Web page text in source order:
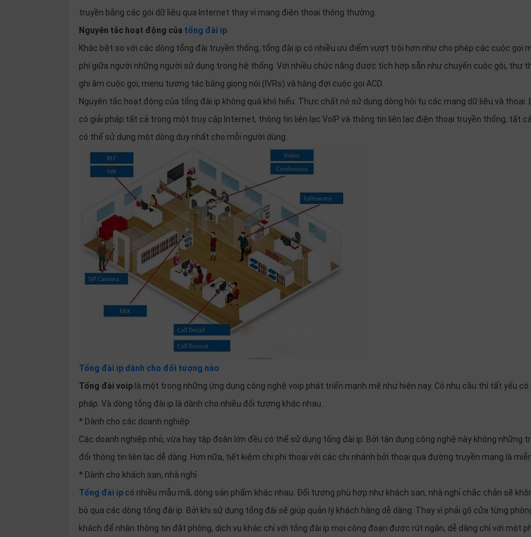
truyền bằng các gói dữ liệu qua Internet thay vì mạng điện thoại thông thường.
Nguyên tắc hoạt động của tổng đài ip
Khác bệt so với các dòng tổng đài truyền thống, tổng đài ip có nhiều ưu điểm vượt trội hơn như cho phép các cuộc gọi
phí giữa người những người sử dụng trong hệ thống. Với nhiều chức năng được tích hợp sẵn như chuyển cuộc gội, thư
ghi âm cuộc gọi, menu tương tác bằng giọng nói (IVRs) và hàng đợi cuộc gọi ACD.
Nguyên tắc hoạt động của tổng đài ip không quá khó hiểu. Thực chất nó sử dụng dòng hội tụ các mạng dữ liệu và thoại.
có giải pháp tất cả trong một truy cập Internet, thông tin liên lạc VoIP và thông tin liên lạc điện thoại truyền thống, tất
có thể sử dụng một dòng duy nhất cho mỗi người dùng.
Tổng đài ip dành cho đối tượng nào
Tổng đài voip là một trong những ứng dụng công nghệ voip phát triển mạnh mẽ như hiện nay. Có nhu cầu thì tất yếu có
pháp. Và dòng tổng đài ip là dành cho nhiều đối tượng khác nhau.
* Dành cho các doanh nghiệp
Các doanh nghiệp nhỏ, vừa hay tập đoàn lớn đều có thể sử dụng tổng đài ip. Bởi tận dụng công nghệ này không những
đổi thông tin liên lạc dễ dàng. Hơn nữa, tiết kiệm chi phí thoại với các chi nhánh bởi thoại qua đường truyền mạng là
* Dành cho khách sạn, nhà nghỉ
Tổng đài ip có nhiều mẫu mã, dòng sản phẩm khác nhau. Đối tượng phù hợp như khách sạn, nhà nghỉ chắc chắn sẽ
bỏ qua các dòng tổng đài ip. Bởi khi sử dụng tổng đài sẽ giúp quản lý khách hàng dễ dàng. Thay vì phải gõ cửa từng
khách để nhận thông tin đặt phòng, dịch vụ khác chỉ với tổng đài ip mọi công đoạn được rút ngắn, dễ dàng chỉ với một